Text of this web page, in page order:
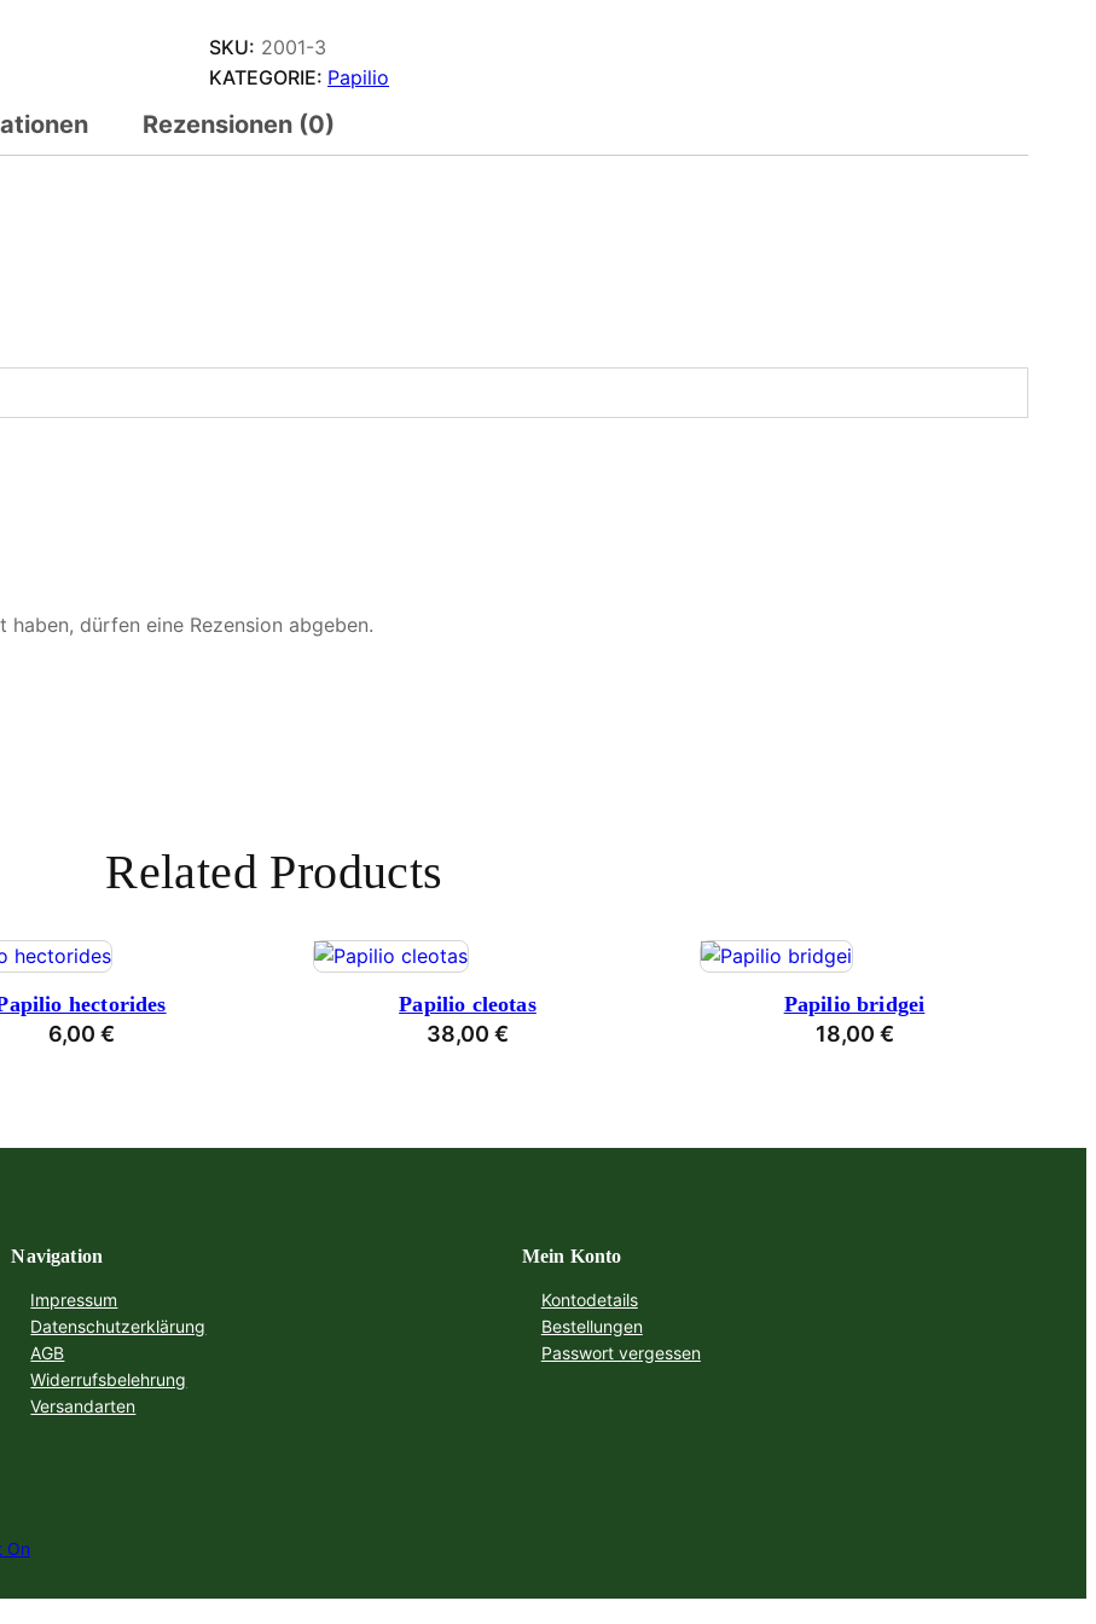
SKU: 2001-3
KATEGORIE: Papilio
Rezensionen (0)
dürfen eine Rezension abgeben.
Related Products
hectorides
6,00 €
Papilio cleotas
38,00 €
Papilio bridgei
18,00 €
Navigation
Impressum
Datenschutzerklärung
AGB
Widerrufsbelehrung
Versandarten
Mein Konto
Kontodetails
Bestellungen
Passwort vergessen
On